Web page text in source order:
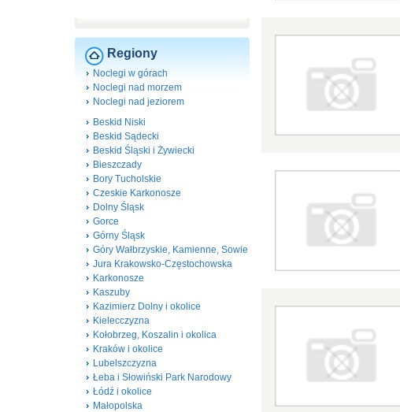
Regiony
Noclegi w górach
Noclegi nad morzem
Noclegi nad jeziorem
Beskid Niski
Beskid Sądecki
Beskid Śląski i Żywiecki
Bieszczady
Bory Tucholskie
Czeskie Karkonosze
Dolny Śląsk
Gorce
Górny Śląsk
Góry Wałbrzyskie, Kamienne, Sowie
Jura Krakowsko-Częstochowska
Karkonosze
Kaszuby
Kazimierz Dolny i okolice
Kielecczyzna
Kołobrzeg, Koszalin i okolica
Kraków i okolice
Lubelszczyzna
Łeba i Słowiński Park Narodowy
Łódź i okolice
Małopolska